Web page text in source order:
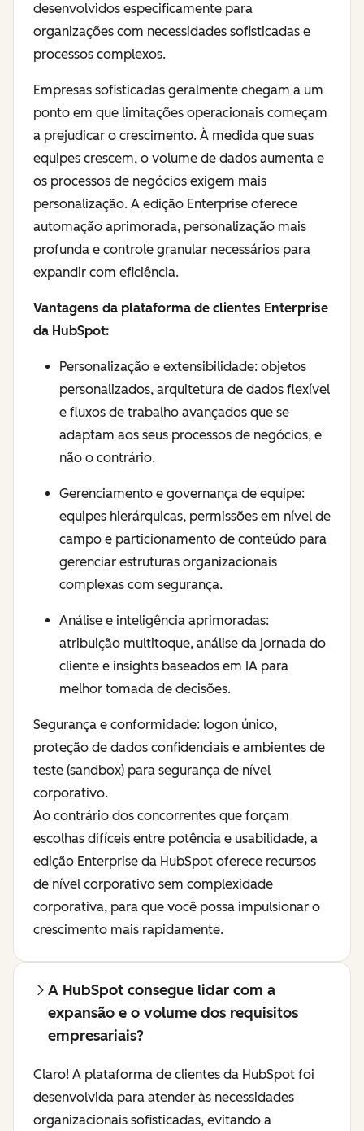
desenvolvidos especificamente para
organizações com necessidades sofisticadas e
processos complexos.
Empresas sofisticadas geralmente chegam a um
ponto em que limitações operacionais começam
a prejudicar o crescimento. À medida que suas
equipes crescem, o volume de dados aumenta e
os processos de negócios exigem mais
personalização. A edição Enterprise oferece
automação aprimorada, personalização mais
profunda e controle granular necessários para
expandir com eficiência.
Vantagens da plataforma de clientes Enterprise
da HubSpot:
Personalização e extensibilidade: objetos
personalizados, arquitetura de dados flexível
e fluxos de trabalho avançados que se
adaptam aos seus processos de negócios, e
não o contrário.
Gerenciamento e governança de equipe:
equipes hierárquicas, permissões em nível de
campo e particionamento de conteúdo para
gerenciar estruturas organizacionais
complexas com segurança.
Análise e inteligência aprimoradas:
atribuição multitoque, análise da jornada do
cliente e insights baseados em IA para
melhor tomada de decisões.
Segurança e conformidade: logon único,
proteção de dados confidenciais e ambientes de
teste (sandbox) para segurança de nível
corporativo.
Ao contrário dos concorrentes que forçam
escolhas difíceis entre potência e usabilidade, a
edição Enterprise da HubSpot oferece recursos
de nível corporativo sem complexidade
corporativa, para que você possa impulsionar o
crescimento mais rapidamente.
A HubSpot consegue lidar com a
expansão e o volume dos requisitos
empresariais?
Claro! A plataforma de clientes da HubSpot foi
desenvolvida para atender às necessidades
organizacionais sofisticadas, evitando a